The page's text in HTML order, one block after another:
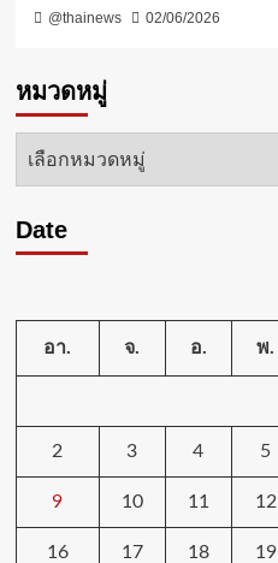
@thainews 02/06/2026
หมวดหมู่
หมวด
Date
อา. จ. อ. พ.
2 3 4 5
9 10 11 12
16 17 18 19